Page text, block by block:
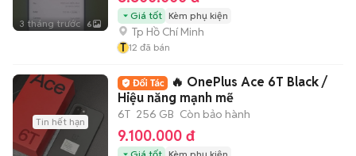
3 tháng trước 6
Giá tốt Kèm phụ kiện
Tp Hồ Chí Minh
T 12 đã bán
Tin hết hạn
🔥 OnePlus Ace 6T Black /
Hiệu năng mạnh mẽ
6T 256 GB Còn bảo hành
9.100.000 đ